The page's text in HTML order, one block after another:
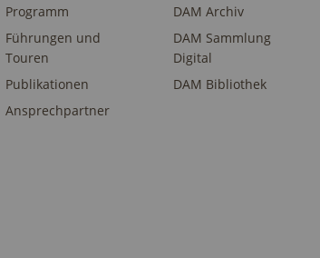
Programm
Führungen und
Touren
Publikationen
Ansprechpartner
DAM Archiv
DAM Sammlung
Digital
DAM Bibliothek